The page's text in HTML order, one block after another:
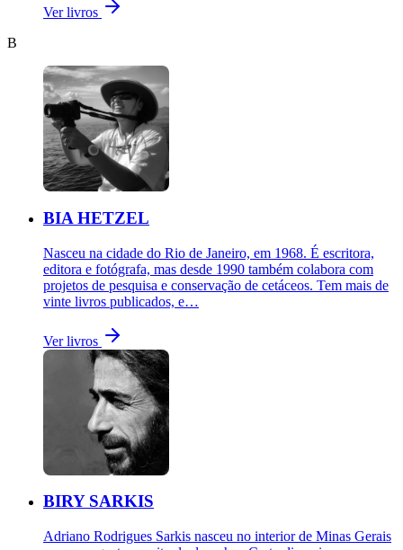
Ver livros
B
BIA HETZEL
Nasceu na cidade do Rio de Janeiro, em 1968. É escritora,
editora e fotógrafa, mas desde 1990 também colabora com
projetos de pesquisa e conservação de cetáceos. Tem mais de
vinte livros publicados, e…
Ver livros
BIRY SARKIS
Adriano Rodrigues Sarkis nasceu no interior de Minas Gerais